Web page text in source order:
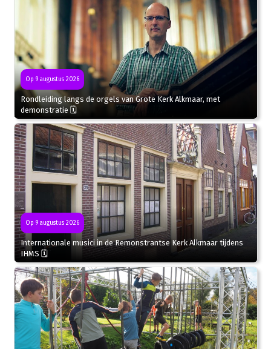
Op 9 augustus 2026
Rondleiding langs de orgels van Grote Kerk Alkmaar, met
demonstratie 🗓
Op 9 augustus 2026
Internationale musici in de Remonstrantse Kerk Alkmaar tijdens
IHMS 🗓